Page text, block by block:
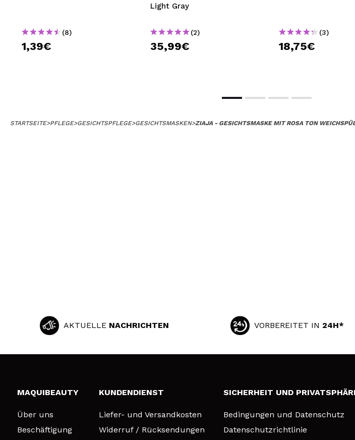
(8)
1,39€
Light Gray
(2)
35,99€
(3)
18,75€
STARTSEITE>PFLEGE>GESICHTSPFLEGE>GESICHTSMASKEN>ZIAJA - GESICHTSMASKE MIT ROSA TON
AKTUELLE NACHRICHTEN VORBEREITET IN 24H*
MAQUIBEAUTY
Über uns
Beschäftigung
KUNDENDIENST
Liefer- und Versandkosten
Widerruf / Rücksendungen
SICHERHEIT UND
Bedingungen und Datenschutz
Datenschutzrichtlinie